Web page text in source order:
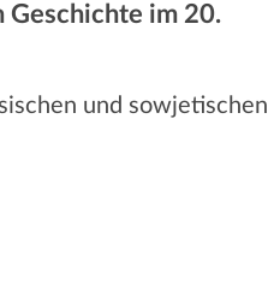
Geschichte im 20.
und sowjetischen